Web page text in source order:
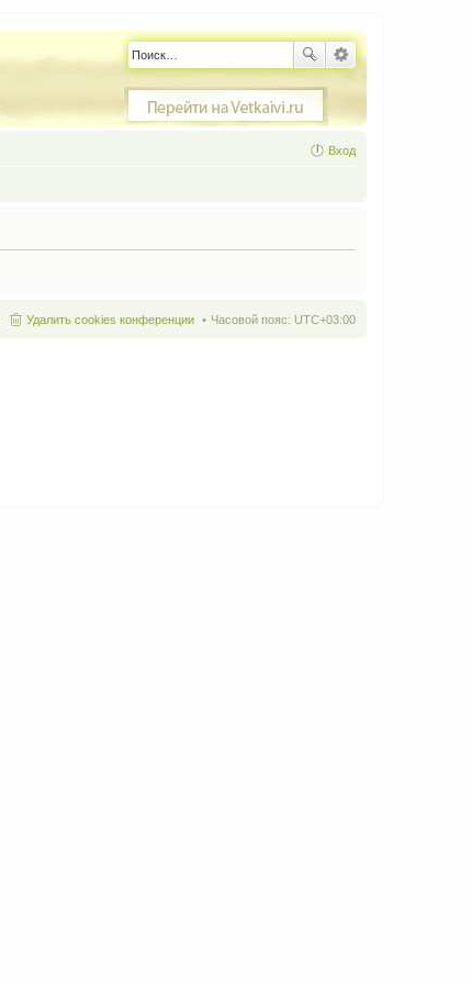
Вход
Часовой пояс: UTC+03:00
Удалить cookies конференции